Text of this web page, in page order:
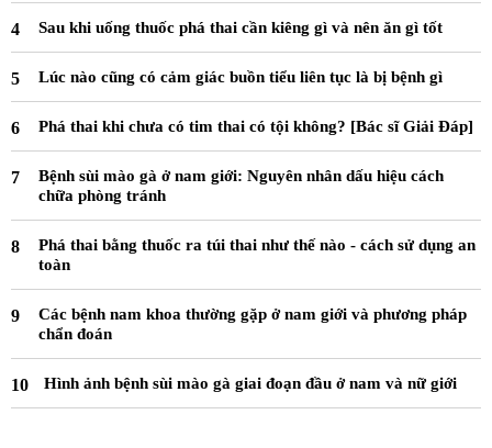
Sau khi uống thuốc phá thai cần kiêng gì và nên ăn gì tốt
Lúc nào cũng có cảm giác buồn tiểu liên tục là bị bệnh gì
Phá thai khi chưa có tim thai có tội không? [Bác sĩ Giải Đáp]
Bệnh sùi mào gà ở nam giới: Nguyên nhân dấu hiệu cách
chữa phòng tránh
Phá thai bằng thuốc ra túi thai như thế nào - cách sử dụng an
toàn
Các bệnh nam khoa thường gặp ở nam giới và phương pháp
chẩn đoán
Hình ảnh bệnh sùi mào gà giai đoạn đầu ở nam và nữ giới